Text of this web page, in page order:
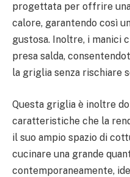
progettata per offrire
calore, garantendo così
gustosa. Inoltre, i manici
presa salda,
la griglia senza rischiare
Questa griglia è inoltre
caratteristiche che la
il suo ampio spazio di
cucinare una grande
contemporaneamente,